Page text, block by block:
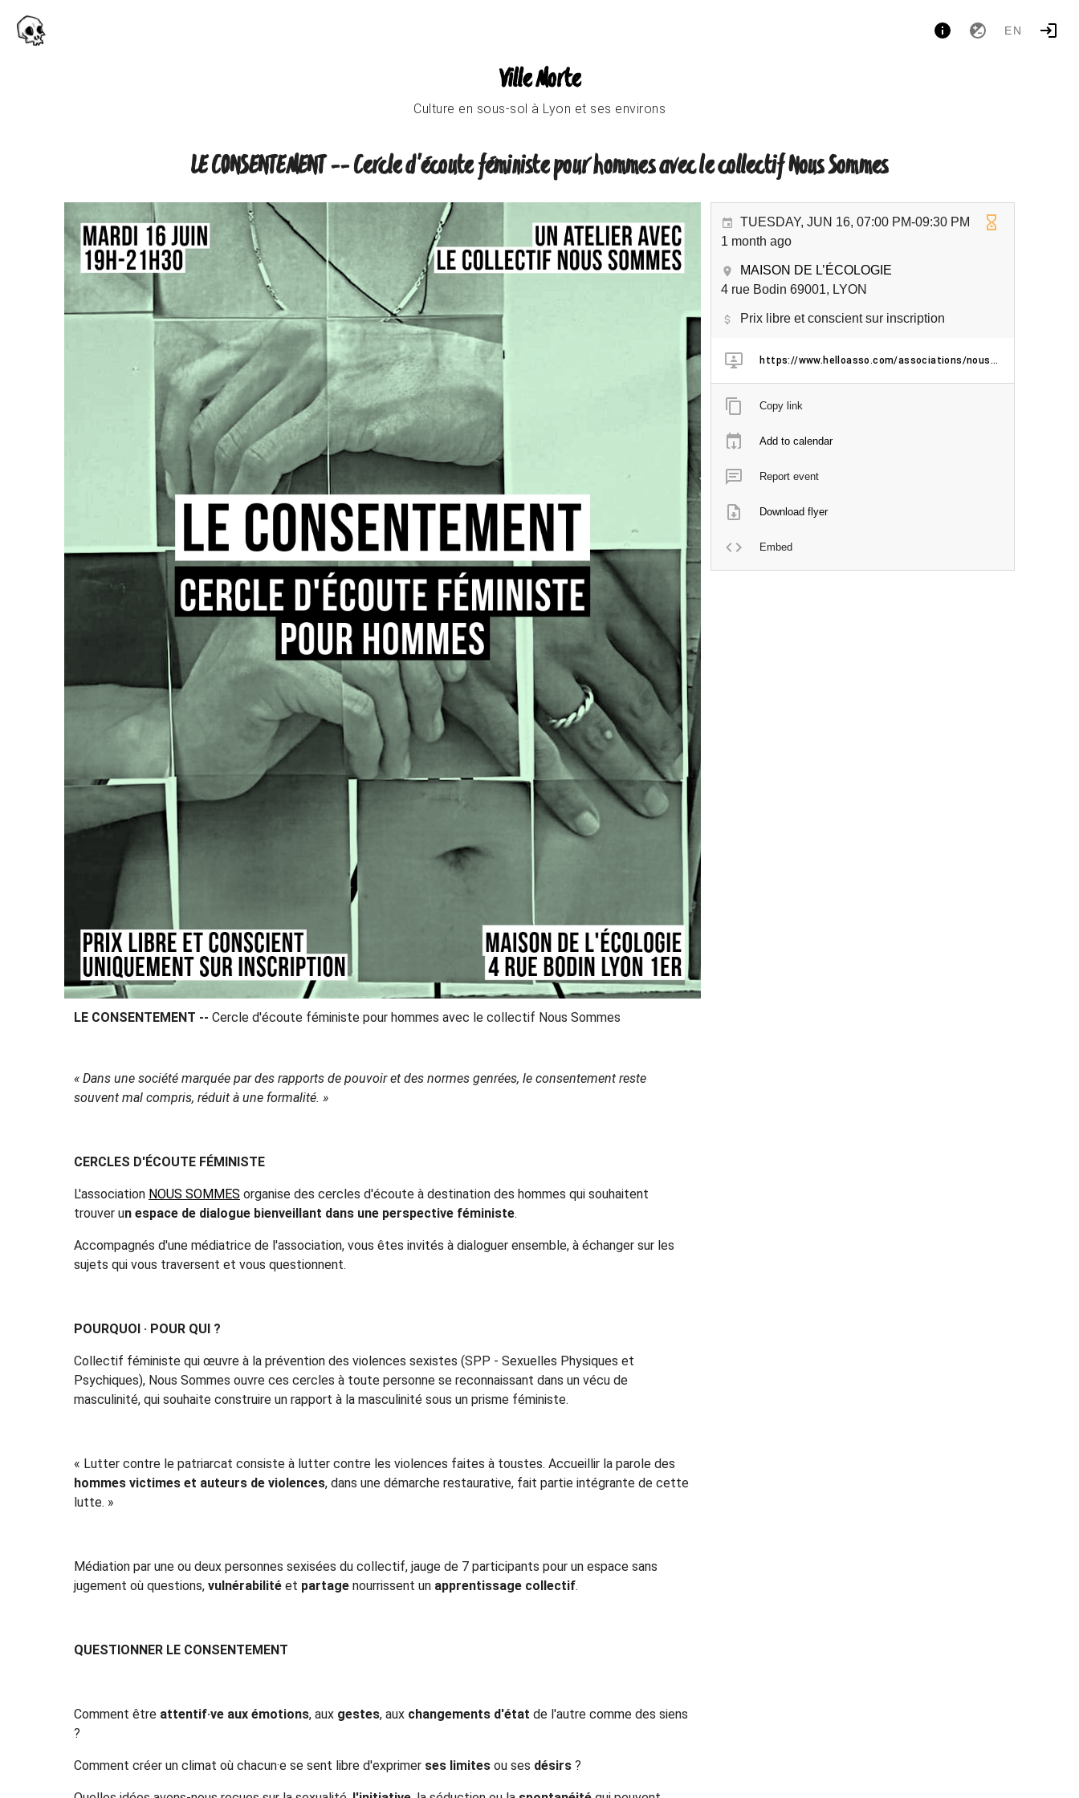
EN
Ville Morte
Culture en sous-sol à Lyon et ses environs
LE CONSENTEMENT -- Cercle d'écoute féministe pour hommes avec le collectif Nous Sommes
LE CONSENTEMENT -- Cercle d'écoute féministe pour hommes avec le collectif Nous Sommes
« Dans une société marquée par des rapports de pouvoir et des normes genrées, le consentement reste
souvent mal compris, réduit à une formalité. »
CERCLES D'ÉCOUTE FÉMINISTE
L'association NOUS SOMMES organise des cercles d'écoute à destination des hommes qui souhaitent
trouver un espace de dialogue bienveillant dans une perspective féministe.
Accompagnés d'une médiatrice de l'association, vous êtes invités à dialoguer ensemble, à échanger sur les
sujets qui vous traversent et vous questionnent.
POURQUOI · POUR QUI ?
Collectif féministe qui œuvre à la prévention des violences sexistes (SPP - Sexuelles Physiques et
Psychiques), Nous Sommes ouvre ces cercles à toute personne se reconnaissant dans un vécu de
masculinité, qui souhaite construire un rapport à la masculinité sous un prisme féministe.
« Lutter contre le patriarcat consiste à lutter contre les violences faites à toustes. Accueillir la parole des
hommes victimes et auteurs de violences, dans une démarche restaurative, fait partie intégrante de cette
lutte. »
Médiation par une ou deux personnes sexisées du collectif, jauge de 7 participants pour un espace sans
jugement où questions, vulnérabilité et partage nourrissent un apprentissage collectif.
QUESTIONNER LE CONSENTEMENT
Comment être attentif·ve aux émotions, aux gestes, aux changements d'état de l'autre comme des siens
?
Comment créer un climat où chacun·e se sent libre d'exprimer ses limites ou ses désirs ?
TUESDAY, JUN 16, 07:00 PM-09:30 PM
1 month ago
MAISON DE L’ÉCOLOGIE
4 rue Bodin 69001, LYON
Prix libre et conscient sur inscription
https://www.helloasso.com/associations/noussommes/evenements/lyon-cercle-d-ecoute-pour-hommes-le-consentement-2
Copy link
Add to calendar
Report event
Download flyer
Embed